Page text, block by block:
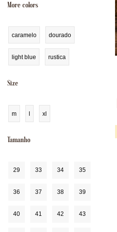
More colors
caramelo dourado
light blue rustica
Size
m l xl
Tamanho
29 33 34 35
36 37 38 39
40 41 42 43